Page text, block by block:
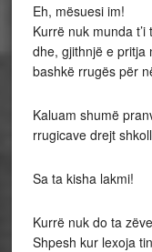
Eh, mësuesi im!
Kurrë nuk munda
dhe, gjithnjë e
bashkë rrugës për
Kaluam shumë
rrugicave drejt
Sa ta kisha lakmi!
Kurrë nuk do ta
Shpesh kur lexoja